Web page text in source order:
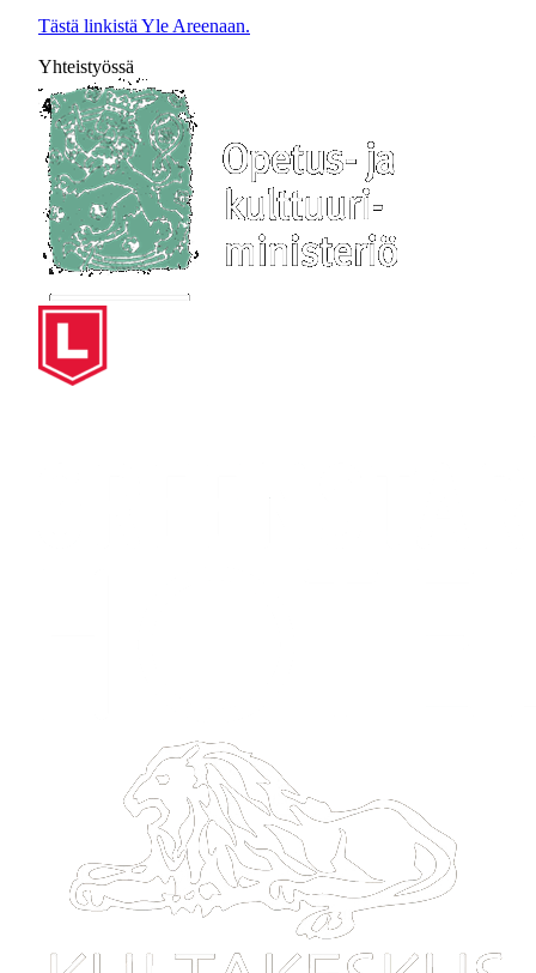
Tästä linkistä Yle Areenaan.
Yhteistyössä